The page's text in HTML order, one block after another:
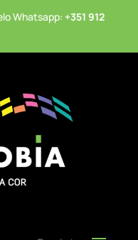
Whatsapp: +351 912